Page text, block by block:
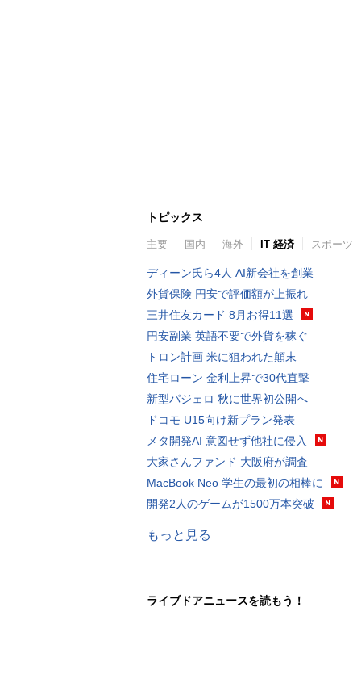
トピックス
主要 国内 海外 IT 経済 スポーツ
ディーン氏ら4人 AI新会社を創業
外貨保険 円安で評価額が上振れ
三井住友カード 8月お得11選
円安副業 英語不要で外貨を稼ぐ
トロン計画 米に狙われた顛末
住宅ローン 金利上昇で30代直撃
新型パジェロ 秋に世界初公開へ
ドコモ U15向け新プラン発表
メタ開発AI 意図せず他社に侵入
大家さんファンド 大阪府が調査
MacBook Neo 学生の最初の相棒に
開発2人のゲームが1500万本突破
もっと見る
ライブドアニュースを読もう！